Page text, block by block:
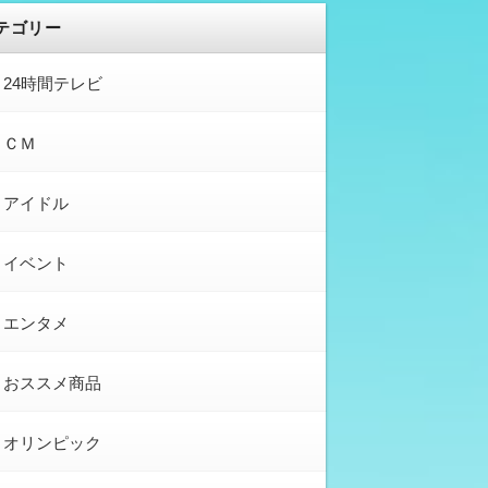
ゴリー
24時間テレビ
ＣＭ
アイドル
イベント
エンタメ
おススメ商品
オリンピック